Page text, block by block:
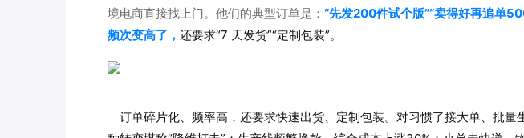
境电商直接找上门。他们的典型订单是： “先发200件试个版”“卖得好再追单
频次变高了， 还要求“7 天发货”“定制包装”。
订单碎片化、频率高，还要求快速出货、定制包装。对习惯了接大单、批量